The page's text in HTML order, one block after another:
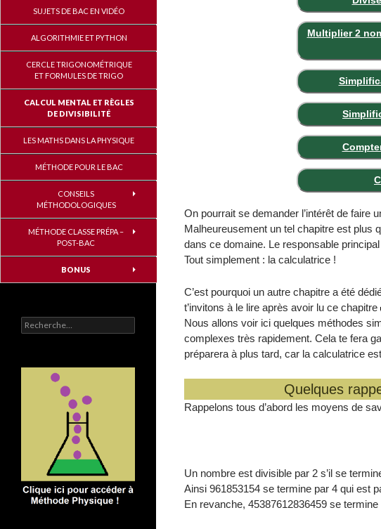
Multiplier 2
On pourrait se demander l’intérêt de faire
Malheureusement un tel chapitre est plus
dans ce domaine. Le responsable
Tout simplement : la calculatrice !
C’est pourquoi un autre chapitre a été
t’invitons à le lire après avoir lu ce chapitre
Nous allons voir ici quelques méthodes
complexes très rapidement. Cela te fera
préparera à plus tard, car la calculatrice
Quelques
Rappelons tous d’abord les moyens de
Un nombre est divisible par 2 s’il se
Ainsi 961853154 se termine par 4 qui est
En revanche, 45387612836459 se
SUJETS DE BAC EN VIDÉO
ALGORITHMIE ET PYTHON
CERCLE TRIGONOMÉTRIQUE
ET FORMULES DE TRIGO
CALCUL MENTAL ET RÈGLES
DE DIVISIBILITÉ
LES MATHS DANS LA PHYSIQUE
MÉTHODE POUR LE BAC
CONSEILS
MÉTHODOLOGIQUES
MÉTHODE CLASSE PRÉPA –
POST-BAC
BONUS
Rechercher :